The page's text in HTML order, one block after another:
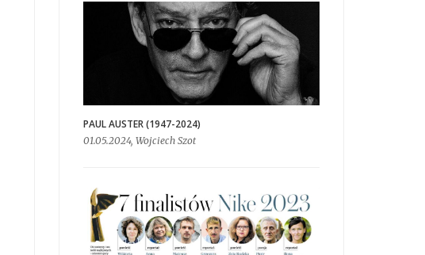
PAUL AUSTER (1947-2024)
01.05.2024, Wojciech Szot